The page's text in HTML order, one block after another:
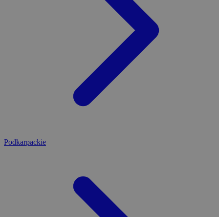
Podkarpackie